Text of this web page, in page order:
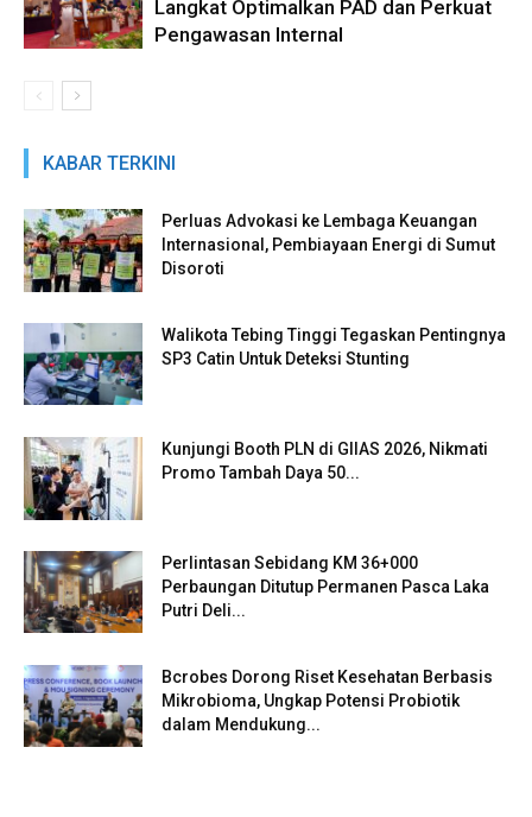
Langkat Optimalkan PAD dan Perkuat
Pengawasan Internal
KABAR TERKINI
Perluas Advokasi ke Lembaga Keuangan
Internasional, Pembiayaan Energi di Sumut
Disoroti
Walikota Tebing Tinggi Tegaskan Pentingnya
SP3 Catin Untuk Deteksi Stunting
Kunjungi Booth PLN di GIIAS 2026, Nikmati
Promo Tambah Daya 50...
Perlintasan Sebidang KM 36+000
Perbaungan Ditutup Permanen Pasca Laka
Putri Deli...
Bcrobes Dorong Riset Kesehatan Berbasis
Mikrobioma, Ungkap Potensi Probiotik
dalam Mendukung...